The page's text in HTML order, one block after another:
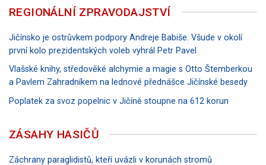
REGIONÁLNÍ ZPRAVODAJSTVÍ
Jičínsko je ostrůvkem podpory Andreje Babiše. Všude v okolí
první kolo prezidentských voleb vyhrál Petr Pavel
Vlašské knihy, středověké alchymie a magie s Otto Štemberkou
a Pavlem Zahradníkem na lednové přednášce Jičínské besedy
Poplatek za svoz popelnic v Jičíně stoupne na 612 korun
ZÁSAHY HASIČŮ
Záchrany paraglidistů, kteří uvázli v korunách stromů